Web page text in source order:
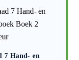
7 Hand- en